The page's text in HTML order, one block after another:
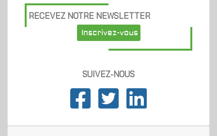
RECEVEZ NOTRE NEWSLETTER
Inscrivez-vous
SUIVEZ-NOUS